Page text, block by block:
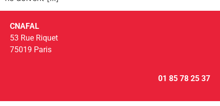
CNAFAL
53 Rue Riquet
75019 Paris
01 85 78 25 37